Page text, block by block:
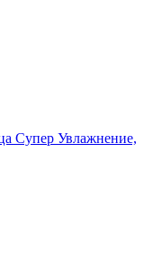
Супер Увлажнение,